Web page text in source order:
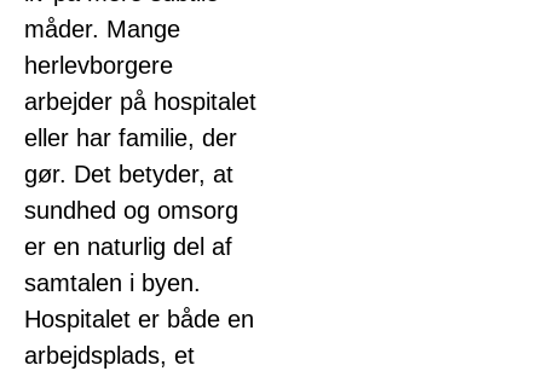
måder. Mange
herlevborgere
arbejder på hospitalet
eller har familie, der
gør. Det betyder, at
sundhed og omsorg
er en naturlig del af
samtalen i byen.
Hospitalet er både en
arbejdsplads, et